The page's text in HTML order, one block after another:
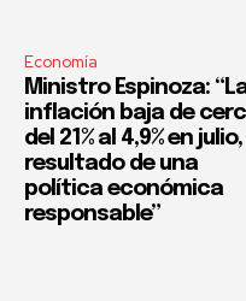
Economía
Ministro Espinoza:
inflación baja de
del 21% al 4,9% en julio,
resultado de una
política económica
responsable”